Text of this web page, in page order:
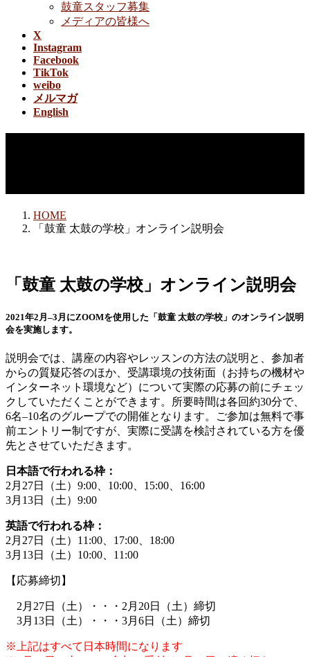
鼓童スタッフ募集
メディアの皆様へ
X
Instagram
Facebook
TikTok
weibo
メルマガ
English
HOME
「鼓童 太鼓の学校」オンライン説明会
「鼓童 太鼓の学校」オンライン説明会
2021年2月–3月にZOOMを使用した「鼓童 太鼓の学校」のオンライン説明
会を実施します。
説明会では、講座の内容やレッスンの方法の説明と、参加者
からの質疑応答のほか、受講環境の技術面（お持ちの機材や
インターネット環境など）について実際の応募の前にチェッ
クしていただくことができます。所要時間は各回約30分で、
6名–10名のグループでの開催となります。ご参加は無料で事
前エントリー制ですが、実際に受講を検討されている方を優
先とさせていただきます。
日本語で行われる枠：
2月27日（土）9:00、10:00、15:00、16:00
3月13日（土）9:00
英語で行われる枠：
2月27日（土）11:00、17:00、18:00
3月13日（土）10:00、11:00
【応募締切】
2月27日（土）・・・2月20日（土）締切
3月13日（土）・・・3月6日（土）締切
※上記はすべて日本時間になります